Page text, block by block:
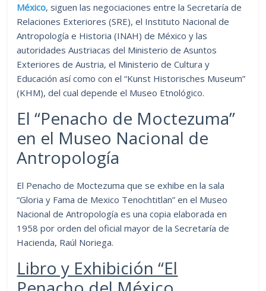
México, siguen las negociaciones entre la Secretaría de
Relaciones Exteriores (SRE), el Instituto Nacional de
Antropología e Historia (INAH) de México y las
autoridades Austriacas del Ministerio de Asuntos
Exteriores de Austria, el Ministerio de Cultura y
Educación así como con el “Kunst Historisches Museum”
(KHM), del cual depende el Museo Etnológico.
El “Penacho de Moctezuma”
en el Museo Nacional de
Antropología
El Penacho de Moctezuma que se exhibe en la sala
“Gloria y Fama de Mexico Tenochtitlan” en el Museo
Nacional de Antropología es una copia elaborada en
1958 por orden del oficial mayor de la Secretaría de
Hacienda, Raúl Noriega.
Libro y Exhibición “El